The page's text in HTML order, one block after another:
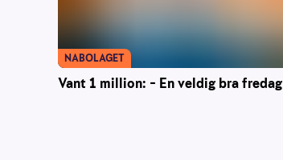
Vant 1 million: – En veldig bra fredag
NABOLAGET